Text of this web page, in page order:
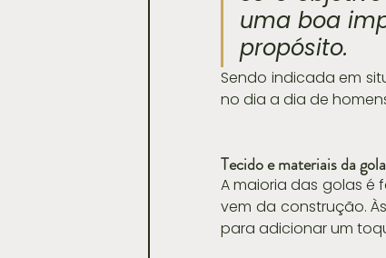
uma boa
propósito.
Sendo indicada em
no dia a dia de
Tecido e materiais da gola
A maioria das golas é
vem da construção.
para adicionar um